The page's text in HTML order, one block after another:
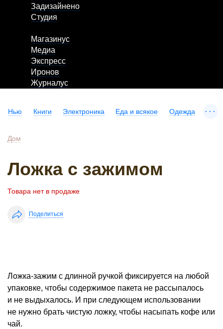
Задизайнено
Студия
Магазинус
Медиа
Экспресс
Иронов
Журналус
Нью Книги Электроника Еда и всякое Одежда ...
Дом
Ложка с зажимом
Товара нет в продаже
Поделиться
Ложка-зажим с длинной ручкой фиксируется на любой
упаковке, чтобы содержимое пакета не рассыпалось
и не выдыхалось. И при следующем использовании
не нужно брать чистую ложку, чтобы насыпать кофе или
чай.